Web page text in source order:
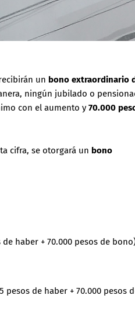
un bono extraordinario
ningún jubilado o
con el aumento y 70.000
cifra, se otorgará un bono
de haber + 70.000 pesos de
pesos de haber + 70.000 pesos